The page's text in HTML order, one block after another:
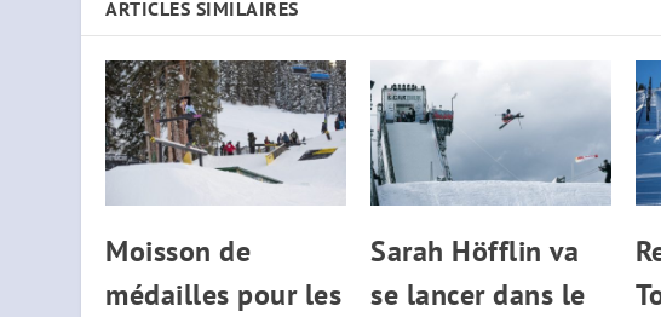
ARTICLES SIMILAIRES
Moisson de
médailles pour les
Sarah Höfflin va
se lancer dans le